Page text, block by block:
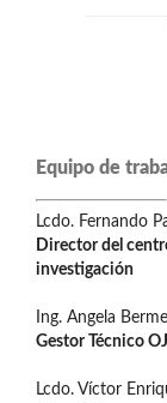
Equipo de
Lcdo. Fernando
Director del
investigación
Ing. Angela
Gestor Técnico
Lcdo. Víctor